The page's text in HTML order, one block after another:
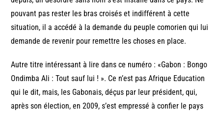
pouvant pas rester les bras croisés et indifférent à cette
situation, il a accédé à la demande du peuple comorien qui lui
demande de revenir pour remettre les choses en place.
Autre titre intéressant à lire dans ce numéro : «Gabon : Bongo
Ondimba Ali : Tout sauf lui ! ». Ce n’est pas Afrique Education
qui le dit, mais, les Gabonais, déçus par leur président, qui,
après son élection, en 2009, s’est empressé à confier le pays